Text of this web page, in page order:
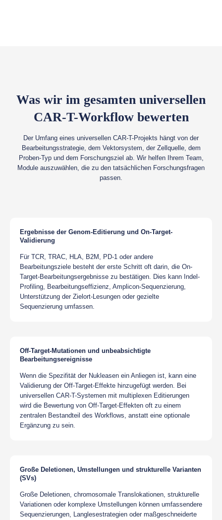
Was wir im gesamten universellen
CAR-T-Workflow bewerten
Der Umfang eines universellen CAR-T-Projekts hängt von der
Bearbeitungsstrategie, dem Vektorsystem, der Zellquelle, dem
Proben-Typ und dem Forschungsziel ab. Wir helfen Ihrem Team,
Module auszuwählen, die zu den tatsächlichen Forschungsfragen
passen.
Ergebnisse der Genom-Editierung und On-Target-
Validierung
Für TCR, TRAC, HLA, B2M, PD-1 oder andere
Bearbeitungsziele besteht der erste Schritt oft darin, die On-
Target-Bearbeitungsergebnisse zu bestätigen. Dies kann Indel-
Profiling, Bearbeitungseffizienz, Amplicon-Sequenzierung,
Unterstützung der Zielort-Lesungen oder gezielte
Sequenzierung umfassen.
Off-Target-Mutationen und unbeabsichtigte
Bearbeitungsereignisse
Wenn die Spezifität der Nukleasen ein Anliegen ist, kann eine
Validierung der Off-Target-Effekte hinzugefügt werden. Bei
universellen CAR-T-Systemen mit multiplexen Editierungen
wird die Bewertung von Off-Target-Effekten oft zu einem
zentralen Bestandteil des Workflows, anstatt eine optionale
Ergänzung zu sein.
Große Deletionen, Umstellungen und strukturelle Varianten
(SVs)
Große Deletionen, chromosomale Translokationen, strukturelle
Variationen oder komplexe Umstellungen können umfassendere
Sequenzierungen, Langlesestrategien oder maßgeschneiderte